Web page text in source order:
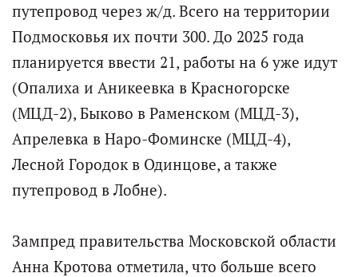
путепровод через ж/д. Всего на территории
Подмосковья их почти 300. До 2025 года
планируется ввести 21, работы на 6 уже идут
(Опалиха и Аникеевка в Красногорске
(МЦД-2), Быково в Раменском (МЦД-3),
Апрелевка в Наро-Фоминске (МЦД-4),
Лесной Городок в Одинцове, а также
путепровод в Лобне).
Зампред правительства Московской области
Анна Кротова отметила, что больше всего